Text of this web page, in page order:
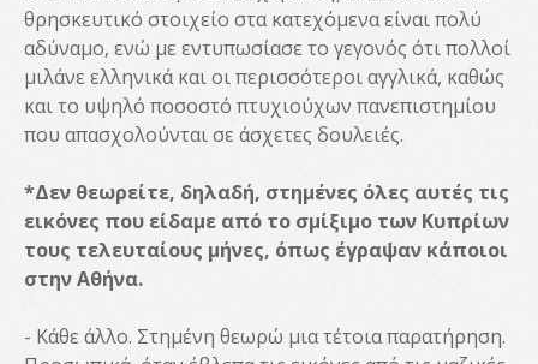
θρησκευτικό στοιχείο στα κατεχόμενα είναι πολύ
αδύναμο, ενώ με εντυπωσίασε το γεγονός ότι πολλοί
μιλάνε ελληνικά και οι περισσότεροι αγγλικά, καθώς
και το υψηλό ποσοστό πτυχιούχων πανεπιστημίου
που απασχολούνται σε άσχετες δουλειές.
*Δεν θεωρείτε, δηλαδή, στημένες όλες αυτές τις
εικόνες που είδαμε από το σμίξιμο των Κυπρίων
τους τελευταίους μήνες, όπως έγραψαν κάποιοι
στην Αθήνα.
- Κάθε άλλο. Στημένη θεωρώ μια τέτοια παρατήρηση.